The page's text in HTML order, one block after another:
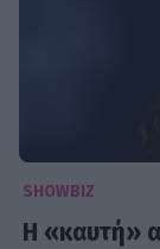
SHOWBIZ
Η «καυτή»